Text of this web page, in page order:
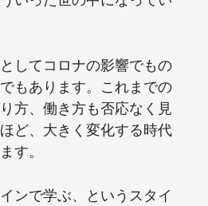
してコロナの影響でもの
もあります。これまでの
方、働き方も否応なく見
ど、大きく変化する時代
す。
ンで学ぶ、というスタイ